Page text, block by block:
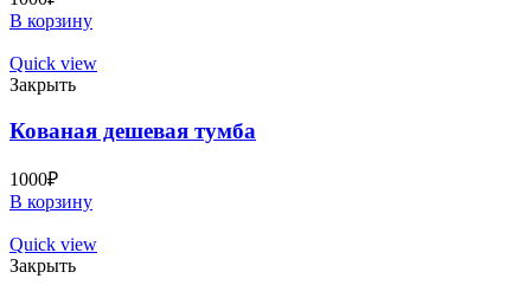
В корзину
Quick view
Закрыть
Кованая дешевая тумба
1000₽
В корзину
Quick view
Закрыть